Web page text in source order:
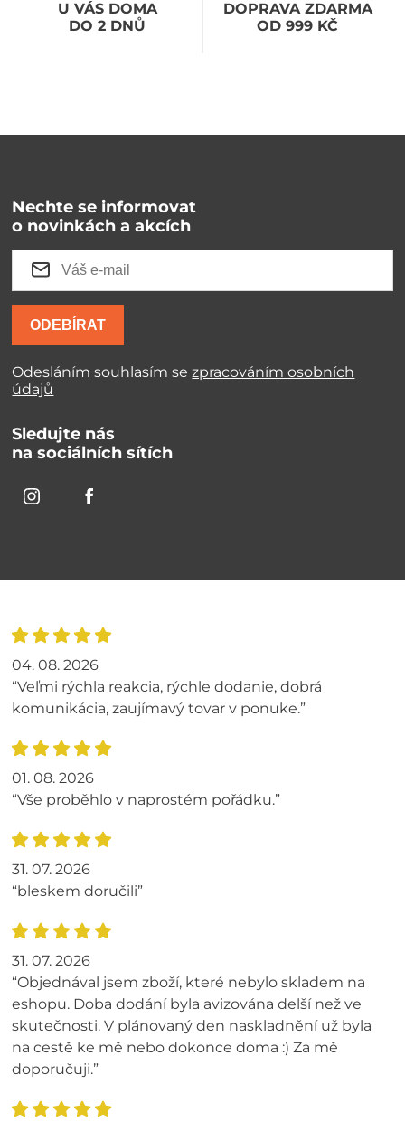
U VÁS DOMA
DO 2 DNŮ
DOPRAVA ZDARMA
OD 999 KČ
Nechte se informovat
o novinkách a akcích
ODEBÍRAT
Odesláním souhlasím sezpracováním osobních
údajů
Sledujte nás
na sociálních sítích
04. 08. 2026
“Veľmi rýchla reakcia, rýchle dodanie, dobrá
komunikácia, zaujímavý tovar v ponuke.”
01. 08. 2026
“Vše proběhlo v naprostém pořádku.”
31. 07. 2026
“bleskem doručili”
31. 07. 2026
“Objednával jsem zboží, které nebylo skladem na
eshopu. Doba dodání byla avizována delší než ve
skutečnosti. V plánovaný den naskladnění už byla
na cestě ke mě nebo dokonce doma :) Za mě
doporučuji.”